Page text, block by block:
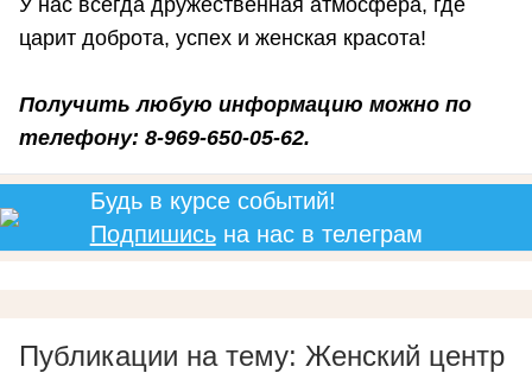
царит доброта, успех и женская красота!
Получить любую информацию можно по
телефону: 8-969-650-05-62.
Будь в курсе событий!
Подпишисьна нас в телеграм
Публикации на тему: Женский центр